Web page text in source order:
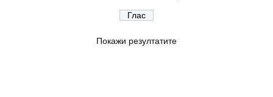
Покажи резултатите